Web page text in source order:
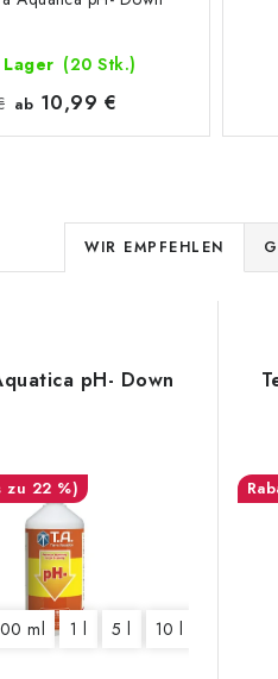
(20 Stk.)
ab 10,99 €
P
r
d
k
t
s
o
r
WIR EMPFEHLEN
pH- Down
zu 22 %)
ml 1 l 5 l 10 l